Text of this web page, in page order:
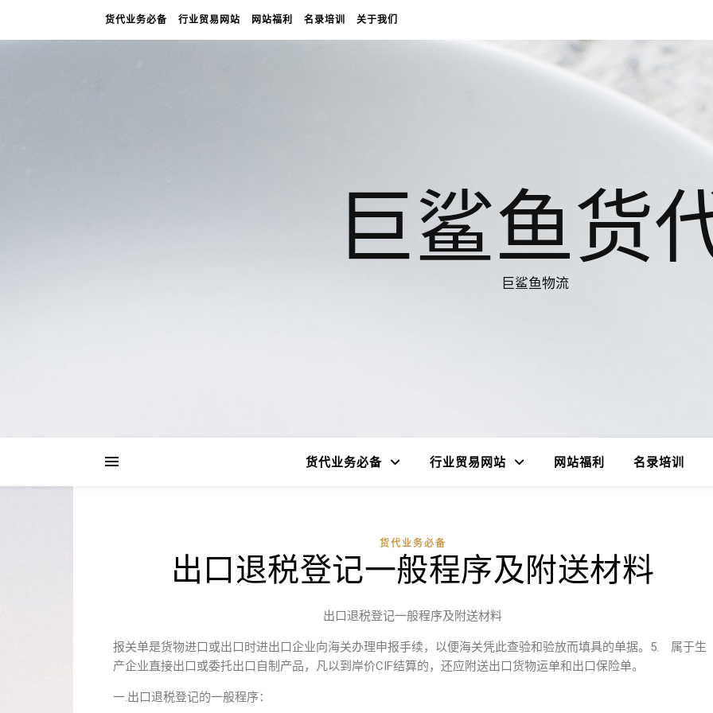
货代业务必备 行业贸易网站 网站福利 名录培训 关于我们
巨鲨鱼货
巨鲨鱼物流
货代业务必备 行业贸易网站 网站福利 名录培训
货代业务必备
出口退税登记一般程序及附送材料
出口退税登记一般程序及附送材料
报关单是货物进口或出口时进出口企业向海关办理申报手续，以便海关凭此查验和验放而填具的单据。5. 属于生
产企业直接出口或委托出口自制产品，凡以到岸价CIF结算的，还应附送出口货物运单和出口保险单。
一.出口退税登记的一般程序：